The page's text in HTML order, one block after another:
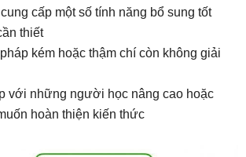
cấp một số tính năng bổ sung tốt
thiết
kém hoặc thậm chí còn không giải
với những người học nâng cao hoặc
hoàn thiện kiến thức